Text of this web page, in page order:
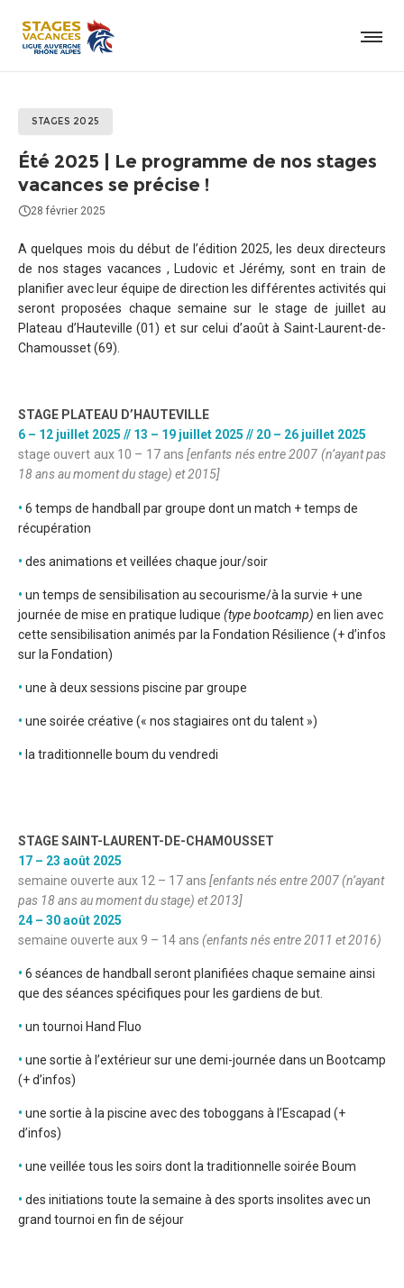
STAGES 2025
Été 2025 | Le programme de nos stages
vacances se précise !
28 février 2025
A quelques mois du début de l’édition 2025, les deux directeurs
de nos stages vacances , Ludovic et Jérémy, sont en train de
planifier avec leur équipe de direction les différentes activités qui
seront proposées chaque semaine sur le stage de juillet au
Plateau d’Hauteville (01) et sur celui d’août à Saint-Laurent-de-
Chamousset (69).
STAGE PLATEAU D’HAUTEVILLE
6 – 12 juillet 2025 // 13 – 19 juillet 2025 // 20 – 26 juillet 2025
stage ouvert aux 10 – 17 ans [enfants nés entre 2007 (n’ayant pas
18 ans au moment du stage) et 2015]
• 6 temps de handball par groupe dont un match + temps de
récupération
• des animations et veillées chaque jour/soir
• un temps de sensibilisation au secourisme/à la survie + une
journée de mise en pratique ludique (type bootcamp) en lien avec
cette sensibilisation animés par la Fondation Résilience (+ d’infos
sur la Fondation)
• une à deux sessions piscine par groupe
• une soirée créative (« nos stagiaires ont du talent »)
• la traditionnelle boum du vendredi
STAGE SAINT-LAURENT-DE-CHAMOUSSET
17 – 23 août 2025
semaine ouverte aux 12 – 17 ans [enfants nés entre 2007 (n’ayant
pas 18 ans au moment du stage) et 2013]
24 – 30 août 2025
semaine ouverte aux 9 – 14 ans (enfants nés entre 2011 et 2016)
• 6 séances de handball seront planifiées chaque semaine ainsi
que des séances spécifiques pour les gardiens de but.
• un tournoi Hand Fluo
• une sortie à l’extérieur sur une demi-journée dans un Bootcamp
(+ d’infos)
• une sortie à la piscine avec des toboggans à l’Escapad (+
d’infos)
• une veillée tous les soirs dont la traditionnelle soirée Boum
• des initiations toute la semaine à des sports insolites avec un
grand tournoi en fin de séjour